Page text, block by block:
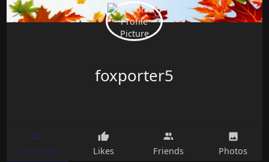
foxporter5
Timeline Likes Friends Photos